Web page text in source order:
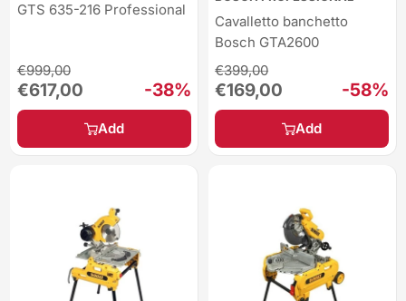
GTS 635-216 Professional
Sale
price
€617,00
Regular
price
€999,00
-38%
Add
Cavalletto banchetto
Bosch GTA2600
Sale
price
€169,00
Regular
price
€399,00
-58%
Add